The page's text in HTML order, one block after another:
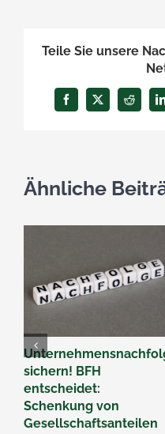
Teile Sie unsere
Facebook
X Reddit
Ähnliche
sichern! BFH
entscheidet:
Schenkung von
Gesellschaftsanteilen